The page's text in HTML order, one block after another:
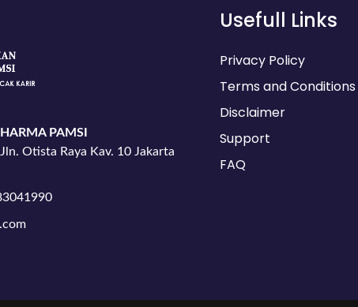
PAMSI
Otista Raya Kav. 10 Jakarta
Usefull Links
Privacy Policy
Terms and Conditions
Disclaimer
Support
FAQ